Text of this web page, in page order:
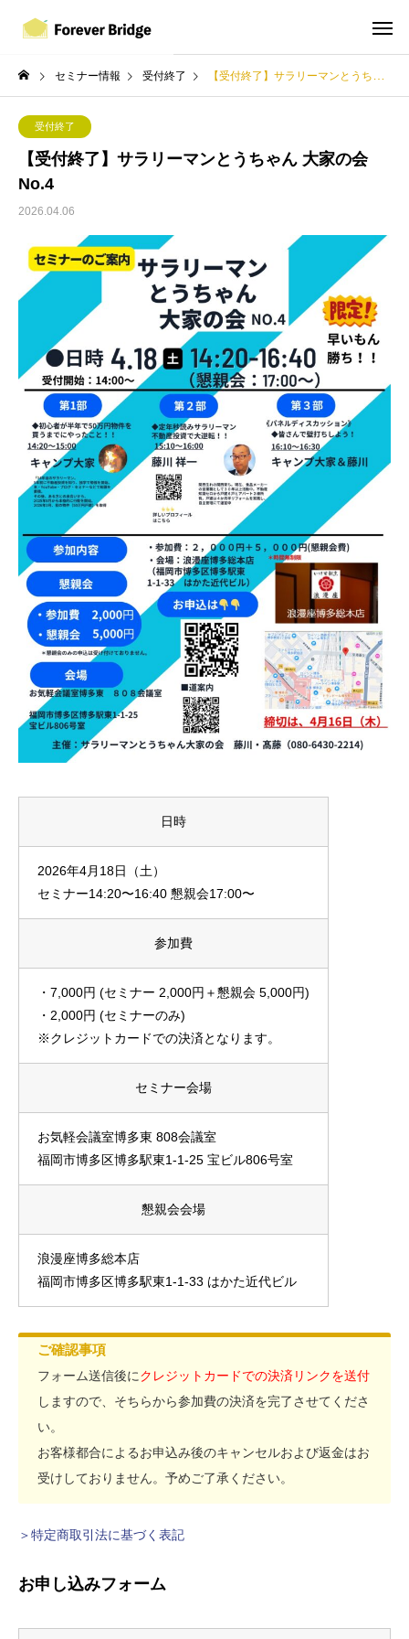
セミナー情報 受付終了 【受付終了】サラリーマンとうちゃん 大家の会 No.4
受付終了
【受付終了】サラリーマンとうちゃん 大家の会
No.4
2026.04.06
日時
2026年4月18日（土）
セミナー14:20〜16:40 懇親会17:00〜
参加費
・7,000円 (セミナー 2,000円＋懇親会 5,000円)
・2,000円 (セミナーのみ)
※クレジットカードでの決済となります。
セミナー会場
お気軽会議室博多東 808会議室
福岡市博多区博多駅東1-1-25 宝ビル806号室
懇親会会場
浪漫座博多総本店
福岡市博多区博多駅東1-1-33 はかた近代ビル
ご確認事項
フォーム送信後にクレジットカードでの決済リンクを送付
しますので、そちらから参加費の決済を完了させてくださ
い。
お客様都合によるお申込み後のキャンセルおよび返金はお
受けしておりません。予めご了承ください。
＞特定商取引法に基づく表記
お申し込みフォーム